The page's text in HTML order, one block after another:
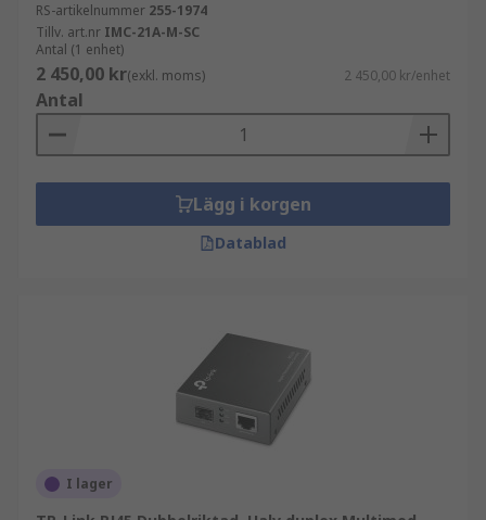
RS-artikelnummer 255-1974
Tillv. art.nr IMC-21A-M-SC
Antal (1 enhet)
2 450,00 kr(exkl. moms) 2 450,00 kr/enhet
Antal
Lägg i korgen
Datablad
I lager